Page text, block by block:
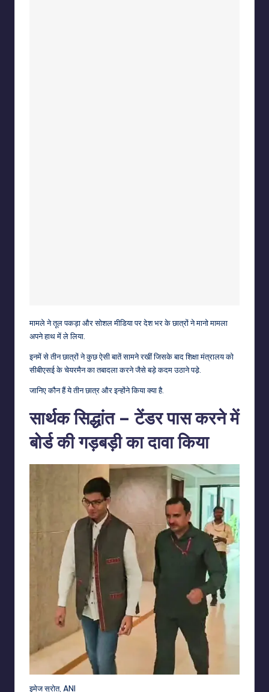
मामले ने तूल पकड़ा और सोशल मीडिया पर देश भर के छात्रों ने मानो मामला
अपने हाथ में ले लिया.
इनमें से तीन छात्रों ने कुछ ऐसी बातें सामने रखीं जिसके बाद शिक्षा मंत्रालय को
सीबीएसई के चेयरमैन का तबादला करने जैसे बड़े कदम उठाने पडे़.
जानिए कौन हैं ये तीन छात्र और इन्होंने किया क्या है.
सार्थक सिद्धांत – टेंडर पास करने में
बोर्ड की गड़बड़ी का दावा किया
इमेज स्रोत, ANI